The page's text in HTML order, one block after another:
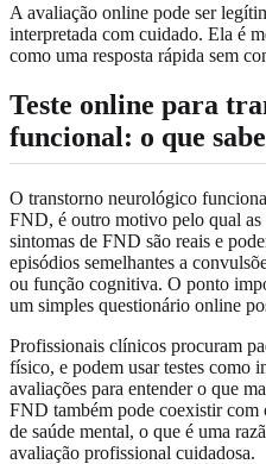
A avaliação online pode ser
interpretada com cuidado. Ela é
como uma resposta rápida sem
Teste online para
funcional: o que
O transtorno neurológico
FND, é outro motivo pelo qual as
sintomas de FND são reais e
episódios semelhantes a
ou função cognitiva. O ponto
um simples questionário online
Profissionais clínicos procuram
físico, e podem usar testes como
avaliações para entender o que
FND também pode coexistir com
de saúde mental, o que é uma
avaliação profissional cuidadosa.